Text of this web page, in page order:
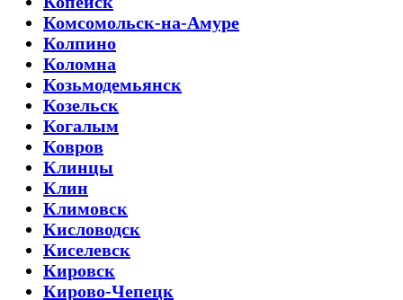
Комсомольск-на-Амуре
Колпино
Коломна
Козьмодемьянск
Козельск
Когалым
Ковров
Клинцы
Клин
Климовск
Кисловодск
Киселевск
Кировск
Кирово-Чепецк